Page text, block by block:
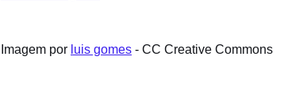
Imagem por luis gomes - CC Creative Commons